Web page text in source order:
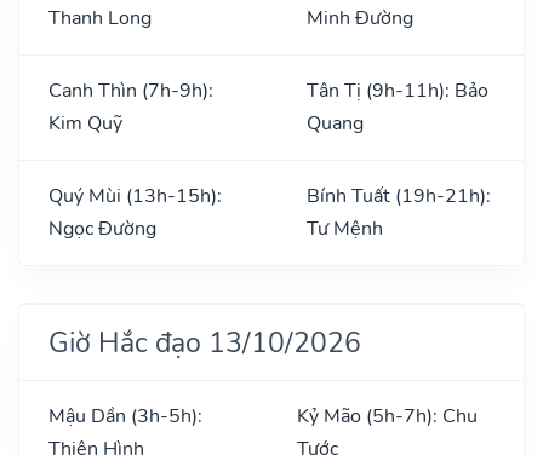
Thanh Long
Minh Đường
Canh Thìn (7h-9h):
Kim Quỹ
Tân Tị (9h-11h): Bảo
Quang
Quý Mùi (13h-15h):
Ngọc Đường
Bính Tuất (19h-21h):
Tư Mệnh
Giờ Hắc đạo 13/10/2026
Mậu Dần (3h-5h):
Thiên Hình
Kỷ Mão (5h-7h): Chu
Tước